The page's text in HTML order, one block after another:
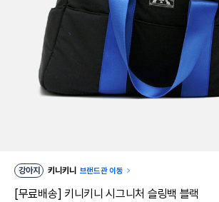
강아지 키니키니 브랜드관 이동
[무료배송] 키니키니 시그니처 슬링백 블랙